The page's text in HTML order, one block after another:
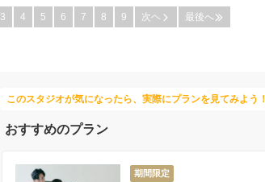
3 4 5 6 7 8 9 次ヘ 最後へ
このスタジオが気になったら、実際にプランを見てみよう！
おすすめのプラン
期間限定